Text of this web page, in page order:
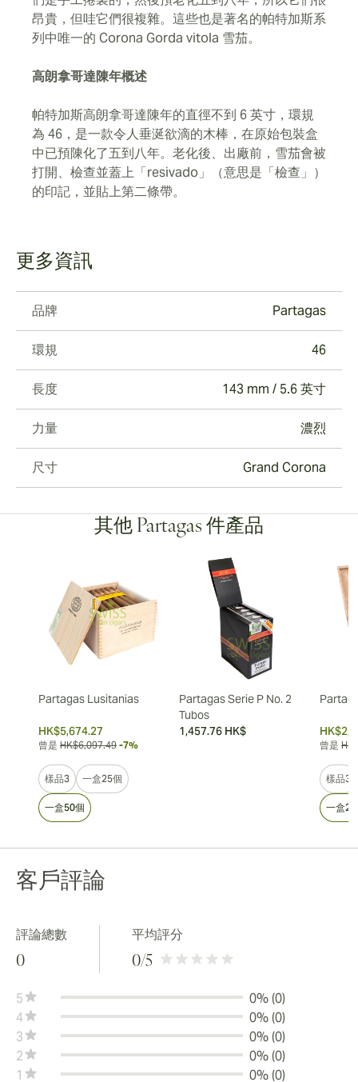
昂貴，但哇它們很複雜。這些也是著名的帕特加斯系
列中唯一的 Corona Gorda vitola 雪茄。
高朗拿哥達陳年概述
帕特加斯高朗拿哥達陳年的直徑不到 6 英寸，環規
為 46，是一款令人垂涎欲滴的木棒，在原始包裝盒
中已預陳化了五到八年。老化後、出廠前，雪茄會被
打開、檢查並蓋上「resivado」（意思是「檢查」）
的印記，並貼上第二條帶。
更多資訊
品牌 Partagas
環規 46
長度 143 mm / 5.6 英寸
力量 濃烈
尺寸 Grand Corona
其他 Partagas 件產品
Partagas Lusitanias
HK$5,674.27
曾是 HK$6,097.49 -7%
樣品3 一盒25個
一盒50個
Partagas Serie P No. 2
Tubos
1,457.76 HK$
曾是
樣品3
一盒
客戶評論
評論總數
0
平均評分
0/5
5
0% (0)
4
0% (0)
3
0% (0)
2
0% (0)
1
0% (0)